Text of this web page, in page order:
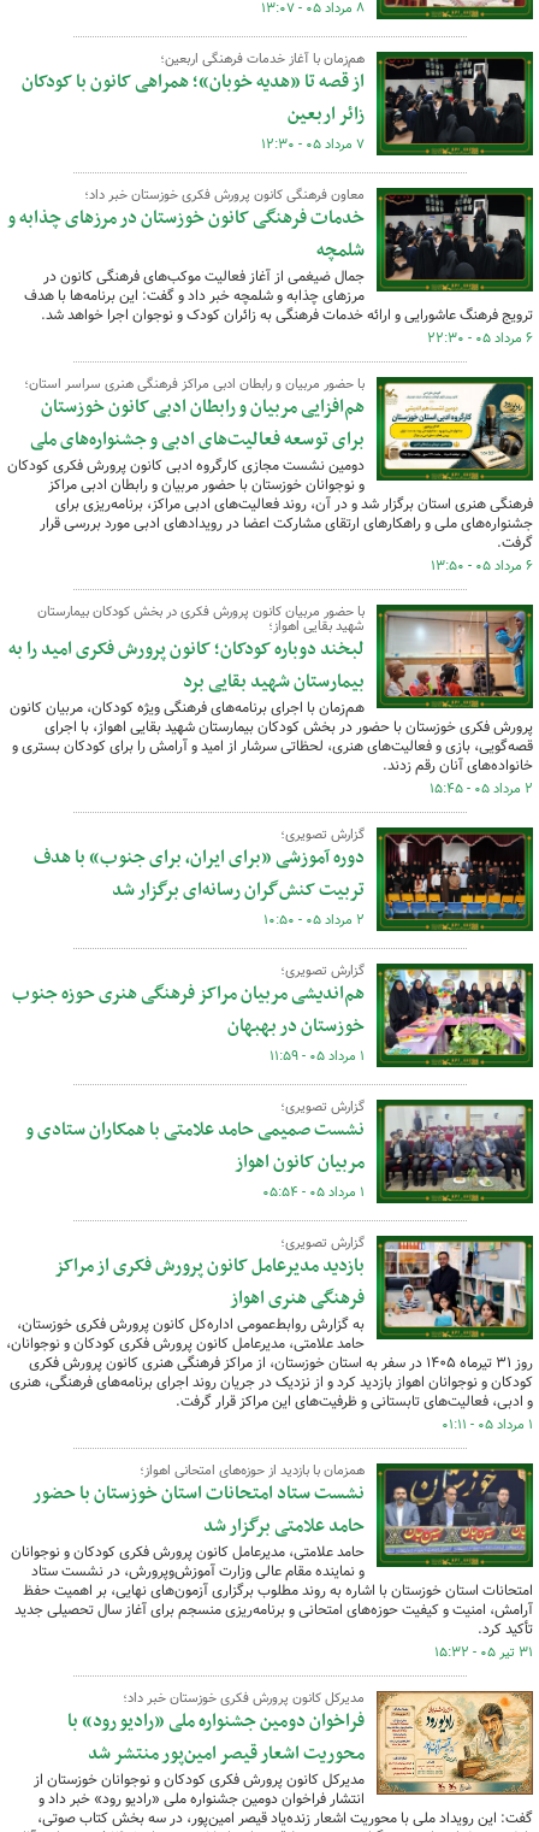
۸ مرداد ۰۵ - ۱۳:۰۷
هم‌زمان با آغاز خدمات فرهنگی اربعین؛
از قصه تا «هدیه خوبان»؛ همراهی کانون با کودکان
زائر اربعین
۷ مرداد ۰۵ - ۱۲:۳۰
معاون فرهنگی کانون پرورش فکری خوزستان خبر داد؛
خدمات فرهنگی کانون خوزستان در مرزهای چذابه و
شلمچه
جمال ضیغمی از آغاز فعالیت موکب‌های فرهنگی کانون در
مرزهای چذابه و شلمچه خبر داد و گفت: این برنامه‌ها با هدف
ترویج فرهنگ عاشورایی و ارائه خدمات فرهنگی به زائران کودک و نوجوان اجرا خواهد شد.
۶ مرداد ۰۵ - ۲۲:۳۰
با حضور مربیان و رابطان ادبی مراکز فرهنگی هنری سراسر استان؛
هم‌افزایی مربیان و رابطان ادبی کانون خوزستان
برای توسعه فعالیت‌های ادبی و جشنواره‌های ملی
دومین نشست مجازی کارگروه ادبی کانون پرورش فکری کودکان
و نوجوانان خوزستان با حضور مربیان و رابطان ادبی مراکز
فرهنگی هنری استان برگزار شد و در آن، روند فعالیت‌های ادبی مراکز، برنامه‌ریزی برای
جشنواره‌های ملی و راهکارهای ارتقای مشارکت اعضا در رویدادهای ادبی مورد بررسی قرار
گرفت.
۶ مرداد ۰۵ - ۱۳:۵۰
با حضور مربیان کانون پرورش فکری در بخش کودکان بیمارستان
شهید بقایی اهواز؛
لبخند دوباره کودکان؛ کانون پرورش فکری امید را به
بیمارستان شهید بقایی برد
هم‌زمان با اجرای برنامه‌های فرهنگی ویژه کودکان، مربیان کانون
پرورش فکری خوزستان با حضور در بخش کودکان بیمارستان شهید بقایی اهواز، با اجرای
قصه‌گویی، بازی و فعالیت‌های هنری، لحظاتی سرشار از امید و آرامش را برای کودکان بستری و
خانواده‌های آنان رقم زدند.
۲ مرداد ۰۵ - ۱۵:۴۵
گزارش تصویری؛
دوره آموزشی «برای ایران، برای جنوب» با هدف
تربیت کنش‌گران رسانه‌ای برگزار شد
۲ مرداد ۰۵ - ۱۰:۵۰
گزارش تصویری؛
هم‌اندیشی مربیان مراکز فرهنگی هنری حوزه جنوب
خوزستان در بهبهان
۱ مرداد ۰۵ - ۱۱:۵۹
گزارش تصویری؛
نشست صمیمی حامد علامتی با همکاران ستادی و
مربیان کانون اهواز
۱ مرداد ۰۵ - ۰۵:۵۴
گزارش تصویری؛
بازدید مدیرعامل کانون پرورش فکری از مراکز
فرهنگی هنری اهواز
به گزارش روابط‌عمومی اداره‌کل کانون پرورش فکری خوزستان،
حامد علامتی، مدیرعامل کانون پرورش فکری کودکان و نوجوانان،
روز ۳۱ تیرماه ۱۴۰۵ در سفر به استان خوزستان، از مراکز فرهنگی هنری کانون پرورش فکری
کودکان و نوجوانان اهواز بازدید کرد و از نزدیک در جریان روند اجرای برنامه‌های فرهنگی، هنری
و ادبی، فعالیت‌های تابستانی و ظرفیت‌های این مراکز قرار گرفت.
۱ مرداد ۰۵ - ۰۱:۱۱
همزمان با بازدید از حوزه‌های امتحانی اهواز؛
نشست ستاد امتحانات استان خوزستان با حضور
حامد علامتی برگزار شد
حامد علامتی، مدیرعامل کانون پرورش فکری کودکان و نوجوانان
و نماینده مقام عالی وزارت آموزش‌وپرورش، در نشست ستاد
امتحانات استان خوزستان با اشاره به روند مطلوب برگزاری آزمون‌های نهایی، بر اهمیت حفظ
آرامش، امنیت و کیفیت حوزه‌های امتحانی و برنامه‌ریزی منسجم برای آغاز سال تحصیلی جدید
تأکید کرد.
۳۱ تیر ۰۵ - ۱۵:۳۲
مدیرکل کانون پرورش فکری خوزستان خبر داد؛
فراخوان دومین جشنواره ملی «رادیو رود» با
محوریت اشعار قیصر امین‌پور منتشر شد
مدیرکل کانون پرورش فکری کودکان و نوجوانان خوزستان از
انتشار فراخوان دومین جشنواره ملی «رادیو رود» خبر داد و
گفت: این رویداد ملی با محوریت اشعار زنده‌یاد قیصر امین‌پور، در سه بخش کتاب صوتی،